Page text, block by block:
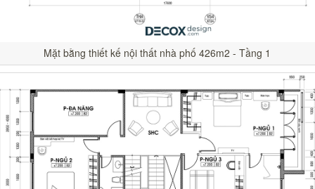
Mặt bằng thiết kế nội thất nhà phố 426m2 - Tầng 1